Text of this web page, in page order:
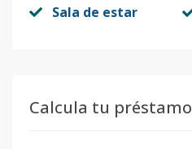
Sala de estar
Calcula tu préstamo